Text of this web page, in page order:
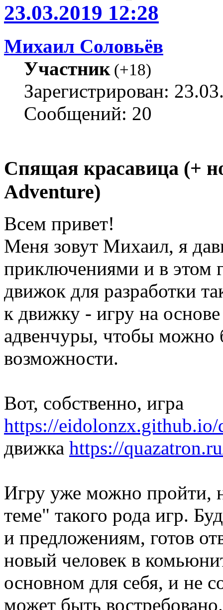
23.03.2019 12:28
Михаил Соловьёв
Участник(+18)
Зарегистрирован:
Сообщений: 20
Спящая красавица (+
Adventure)
Всем привет!
Меня зовут Михаил, я
приключениями и в этом
движок для разработки
к движку - игру на
адвенчуры, чтобы можно
возможности.
Вот, собственно, игра
https://eidolonzx.github.io/
движка https://
Игру уже можно пройти,
теме" такого рода игр.
и предложениям, готов
новый человек в
основном для себя, и не
может быть востребовано.